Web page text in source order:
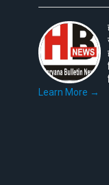
Learn More →